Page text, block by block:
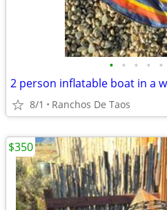
• • • • •
2 person inflatable boat in a
8/1 Ranchos De Taos
$350